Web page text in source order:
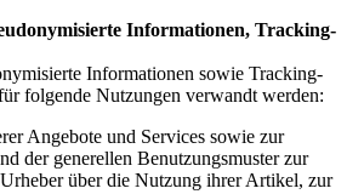
Informationen, Tracking-
Informationen sowie Tracking-
folgende Nutzungen verwandt werden:
Angebote und Services sowie zur
der generellen Benutzungsmuster zur
über die Nutzung ihrer Artikel, zur